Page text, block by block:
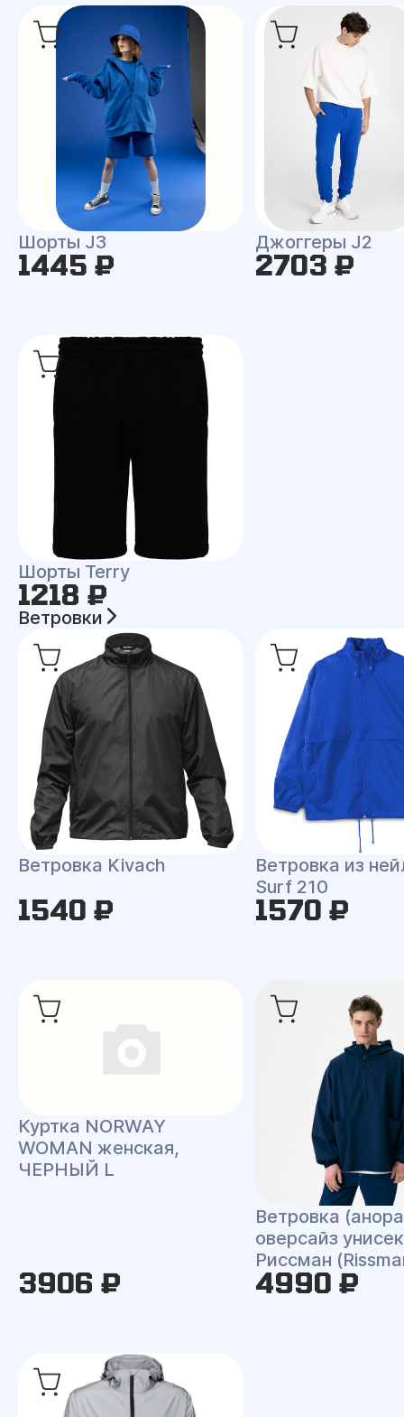
Шорты J3
1445 ₽
Джоггеры J2
2703 ₽
Шорты Terry
1218 ₽
Ветровки
Ветровка Kivach
1540 ₽
Ветровка из
Surf 210
1570 ₽
Куртка NORWAY
WOMAN женская,
ЧЕРНЫЙ L
3906 ₽
Ветровка
оверсайз
Риссман
4990 ₽